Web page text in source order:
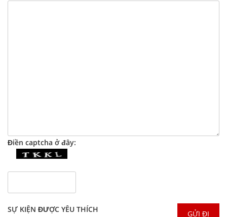
Điền captcha ở đây:
SỰ KIỆN ĐƯỢC YÊU THÍCH